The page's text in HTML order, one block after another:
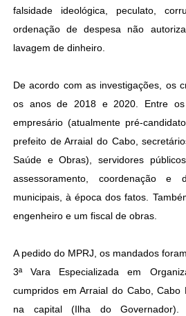
falsidade ideológica, peculato,
ordenação de despesa não
lavagem de dinheiro.
De acordo com as investigações, os
os anos de 2018 e 2020. Entre os
empresário (atualmente pré-
prefeito de Arraial do Cabo,
Saúde e Obras), servidores
assessoramento, coordenação e
municipais, à época dos fatos.
engenheiro e um fiscal de obras.
A pedido do MPRJ, os mandados
3ª Vara Especializada em
cumpridos em Arraial do Cabo,
na capital (Ilha do Governador).